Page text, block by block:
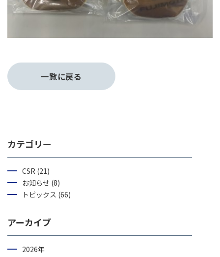
一覧に戻る
カテゴリー
CSR (21)
お知らせ (8)
トピックス (66)
アーカイブ
2026年